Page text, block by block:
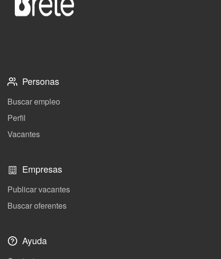
Personas
Buscar empleo
Perfil
Vacantes
Empresas
Publicar vacantes
Buscar oferentes
Ayuda